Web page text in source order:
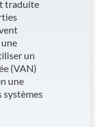
traduite
un
(VAN)
une
systèmes